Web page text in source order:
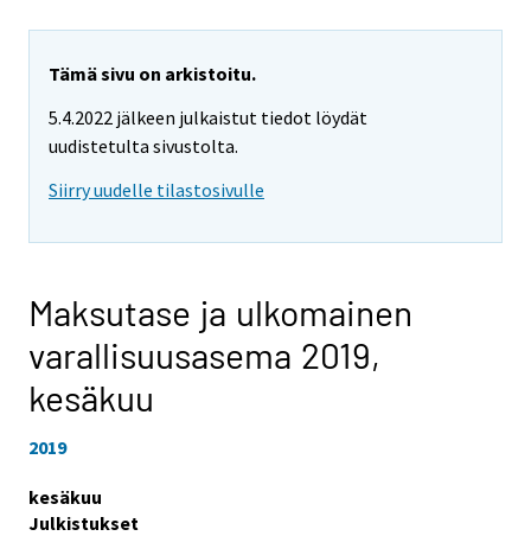
Tämä sivu on arkistoitu.
5.4.2022 jälkeen julkaistut tiedot löydät
uudistetulta sivustolta.
Siirry uudelle tilastosivulle
Maksutase ja ulkomainen
varallisuusasema 2019,
kesäkuu
2019
kesäkuu
Julkistukset